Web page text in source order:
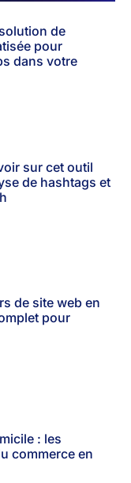
de
pour
dans votre
sur cet outil
de hashtags et
de site web en
pour
: les
commerce en